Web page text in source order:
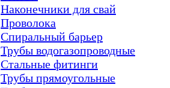
Наконечники для свай
Проволока
Спиральный барьер
Трубы водогазопроводные
Стальные фитинги
Трубы прямоугольные